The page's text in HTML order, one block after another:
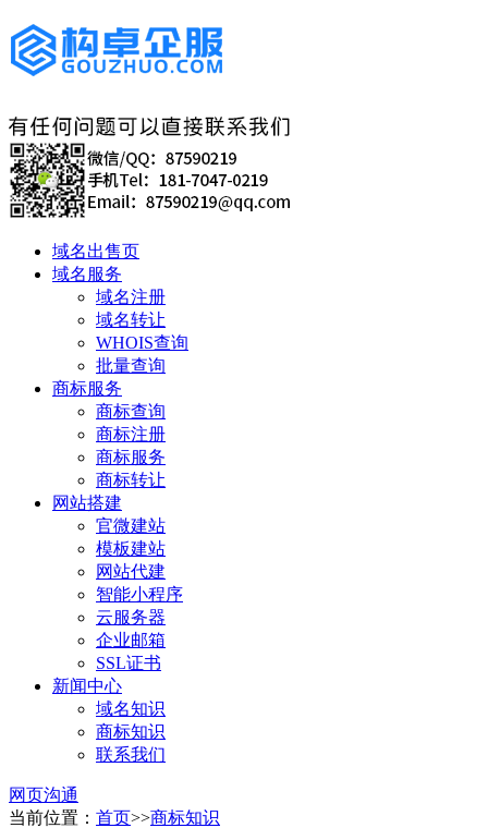
域名出售页
域名服务
域名注册
域名转让
WHOIS查询
批量查询
商标服务
商标查询
商标注册
商标服务
商标转让
网站搭建
官微建站
模板建站
网站代建
智能小程序
云服务器
企业邮箱
SSL证书
新闻中心
域名知识
商标知识
联系我们
网页沟通
当前位置： 首页>>商标知识